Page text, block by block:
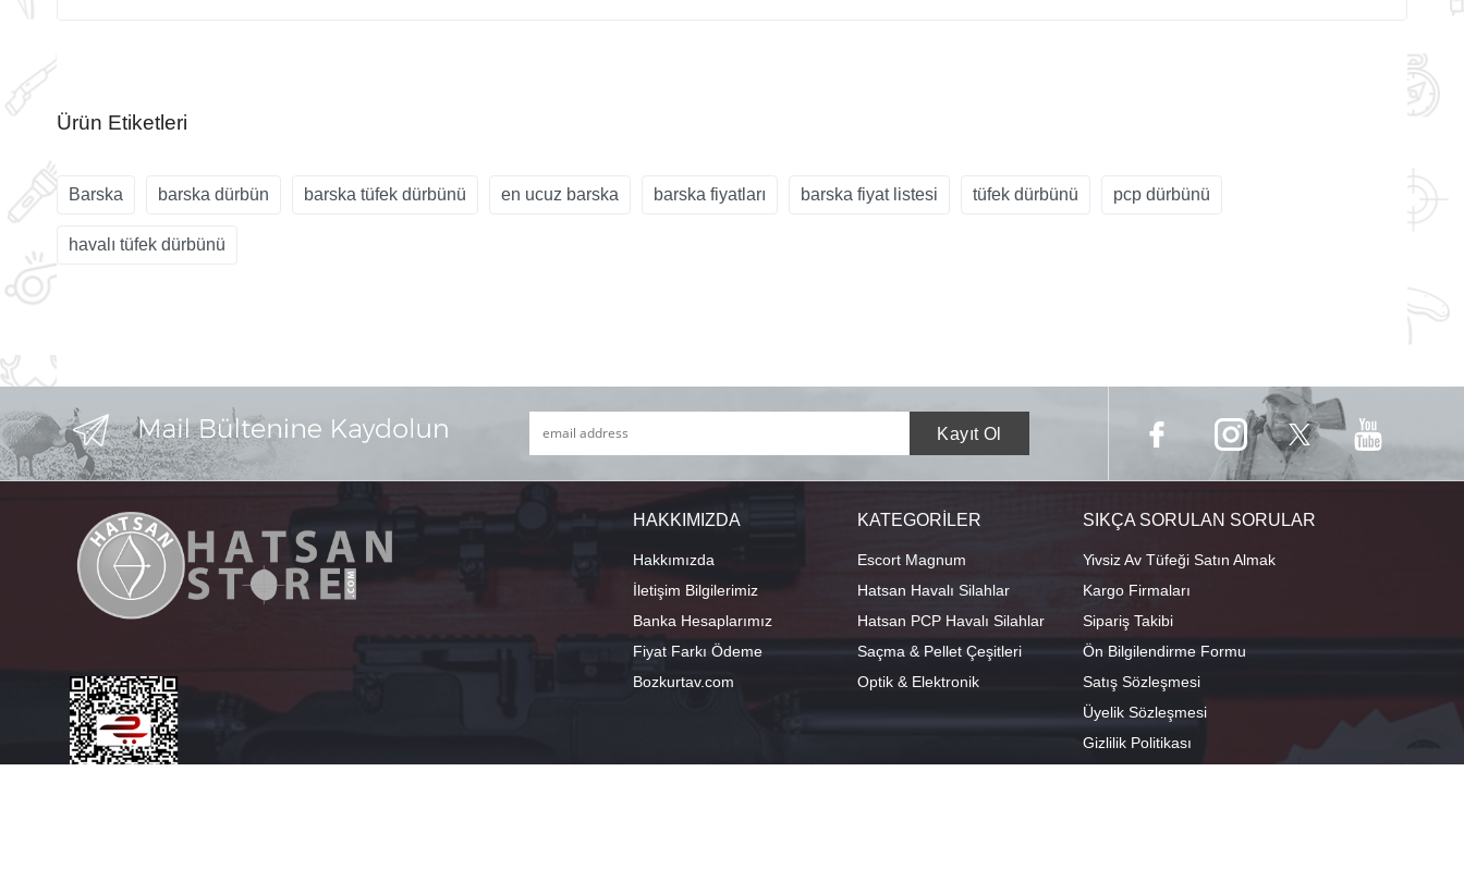
Ürün Etiketleri
Barska barska dürbün barska tüfek dürbünü en ucuz barska barska fiyatları barska fiyat listesi tüfek dürbünü pcp dürbünü
havalı tüfek dürbünü
HAKKIMIZDA
Hakkımızda
İletişim Bilgilerimiz
Banka Hesaplarımız
Fiyat Farkı Ödeme
Bozkurtav.com
KATEGORİLER
Escort Magnum
Hatsan Havalı Silahlar
Hatsan PCP Havalı Silahlar
Saçma & Pellet Çeşitleri
Optik & Elektronik
SIKÇA SORULAN SORULAR
Yivsiz Av Tüfeği Satın Almak
Kargo Firmaları
Sipariş Takibi
Ön Bilgilendirme Formu
Satış Sözleşmesi
Üyelik Sözleşmesi
Gizlilik Politikası